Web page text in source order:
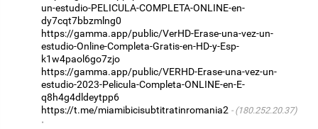
un-estudio-PELICULA-COMPLETA-ONLINE-en-
dy7cqt7bbzmlng0
https://gamma.app/public/VerHD-Erase-una-vez-un-
estudio-Online-Completa-Gratis-en-HD-y-Esp-
k1w4paol6go7zjo
https://gamma.app/public/VERHD-Erase-una-vez-un-
estudio-2023-Pelicula-Completa-ONLINE-en-E-
q8h4g4dldeytpp6
https://t.me/miamibicisubtitratinromania2
(180.252.20.37)
·